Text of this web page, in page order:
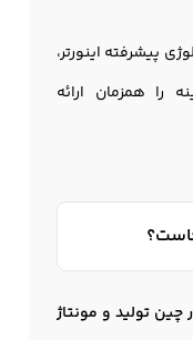
پیشرفته اینورتر،
را همزمان ارائه
چین تولید و مونتاژ